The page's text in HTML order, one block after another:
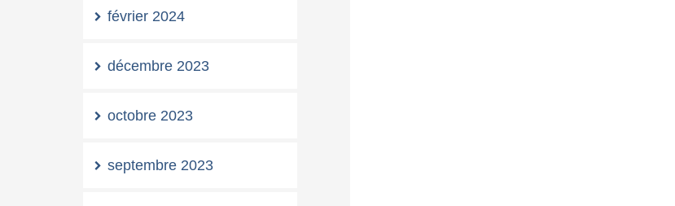
février 2024
décembre 2023
octobre 2023
septembre 2023